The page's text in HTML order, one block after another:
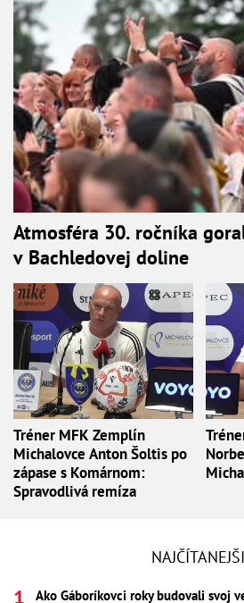
Atmosféra 30. ročníka
v Bachledovej doline
Tréner MFK Zemplín
Michalovce Anton Šoltis po
zápase s Komárnom:
Spravodlivá remíza
Ako Gáboríkovci roky budovali svoj